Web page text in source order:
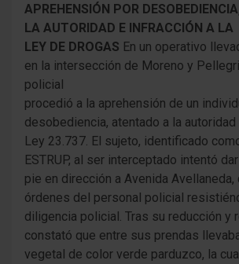
APREHENSIÓN POR
LA AUTORIDAD E INFRACCIÓN A LA
LEY DE DROGAS En un operativo
en la intersección de Moreno y
policial
procedió a la aprehensión de un
desobediencia, atentado a la
Ley 23.737. El sujeto, identificado
ESTRUP, al ser interceptado intentó
pie en dirección a Avenida
órdenes del personal policial
diligencia policial. Tras su reducción y
constató que entre sus prendas
vegetal de color verde parduzco, la